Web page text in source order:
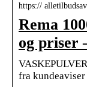
https://
Rema
og priser
fra kundeaviser